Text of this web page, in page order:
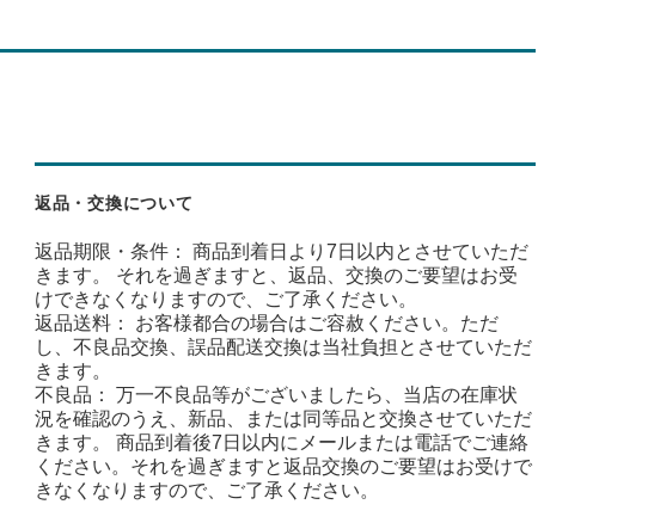
返品・交換について
返品期限・条件： 商品到着日より7日以内とさせていただ
きます。 それを過ぎますと、返品、交換のご要望はお受
けできなくなりますので、ご了承ください。
返品送料： お客様都合の場合はご容赦ください。ただ
し、不良品交換、誤品配送交換は当社負担とさせていただ
きます。
不良品： 万一不良品等がございましたら、当店の在庫状
況を確認のうえ、新品、または同等品と交換させていただ
きます。 商品到着後7日以内にメールまたは電話でご連絡
ください。それを過ぎますと返品交換のご要望はお受けで
きなくなりますので、ご了承ください。